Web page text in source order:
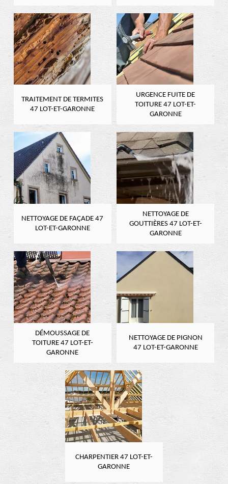
TRAITEMENT DE TERMITES
47 LOT-ET-GARONNE
URGENCE FUITE DE
TOITURE 47 LOT-ET-
GARONNE
NETTOYAGE DE FAÇADE 47
LOT-ET-GARONNE
NETTOYAGE DE
GOUTTIÈRES 47 LOT-ET-
GARONNE
DÉMOUSSAGE DE
TOITURE 47 LOT-ET-
GARONNE
NETTOYAGE DE PIGNON
47 LOT-ET-GARONNE
CHARPENTIER 47 LOT-ET-
GARONNE